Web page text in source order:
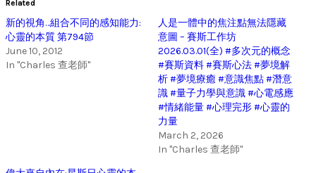
Related
新的視角…組合不同的感知能力:
心靈的本質 第794節
June 10, 2012
In "Charles 查老師"
人是一體中的焦注點無法隱藏
意圖 – 賽斯工作坊
2026.03.01(全) #多次元的概念
#賽斯資料 #賽斯心法 #夢境解
析 #夢境療癒 #意識焦點 #潛意
識 #量子力學與意識 #心電感應
#情緒能量 #心理完形 #心靈的
力量
March 2, 2026
In "Charles 查老師"